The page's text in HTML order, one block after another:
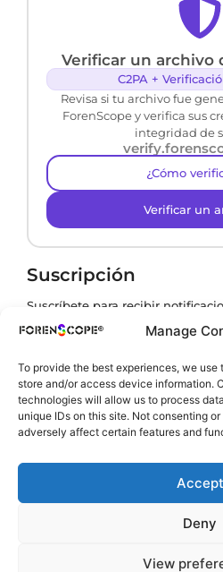
Manage
To provide the best experiences, we
store and/or access device information.
technologies will allow us to process
unique IDs on this site. Not consenting
adversely affect certain features and
Accept
Deny
View
Verificar un archivo
C2PA +
Revisa si tu archivo fue
ForenScope y verifica sus
integridad de
¿Cómo
Verificar un
Suscripción
Suscríbete para recibir
últimas novedades
Al suscribirte, aceptas nuestra
Copyright © 2002-2026 ForenScope.